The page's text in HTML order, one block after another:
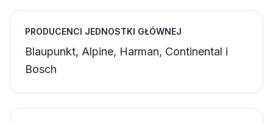
PRODUCENCI JEDNOSTKI GŁÓWNEJ
Blaupunkt, Alpine, Harman, Continental i
Bosch